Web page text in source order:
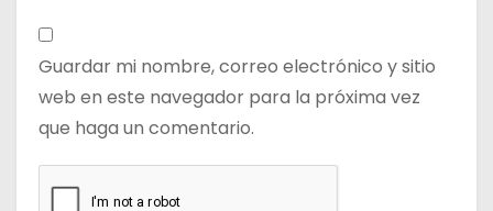
Guardar mi nombre, correo electrónico y sitio
web en este navegador para la próxima vez
que haga un comentario.